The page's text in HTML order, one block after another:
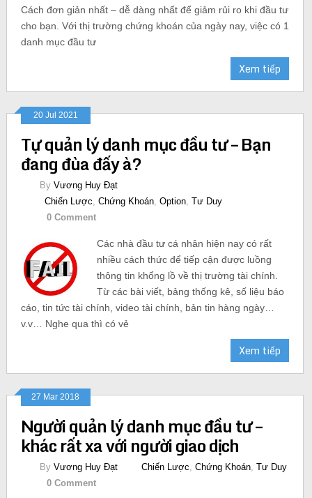
Cách đơn giản nhất – dễ dàng nhất để giảm rủi ro khi đầu tư
cho bạn. Với thị trường chứng khoán của ngày nay, việc có 1
danh mục đầu tư
Xem tiếp
20 Jul 2021
Tự quản lý danh mục đầu tư – Bạn
đang đùa đấy à?
By Vương Huy Đạt
Chiến Lược Chứng Khoán, Option, Tư Duy
0 Comment
Các nhà đầu tư cá nhân hiện nay có rất
nhiều cách thức để tiếp cận được luồng
thông tin khổng lồ về thị trường tài chính.
Từ các bài viết, bảng thống kê, số liệu báo
cáo, tin tức tài chính, video tài chính, bản tin hàng ngày…
v.v… Nghe qua thì có vẻ
Xem tiếp
27 Mar 2018
Người quản lý danh mục đầu tư –
khác rất xa với người giao dịch
By Vương Huy Đạt Chiến Lược Chứng Khoán, Tư Duy
0 Comment